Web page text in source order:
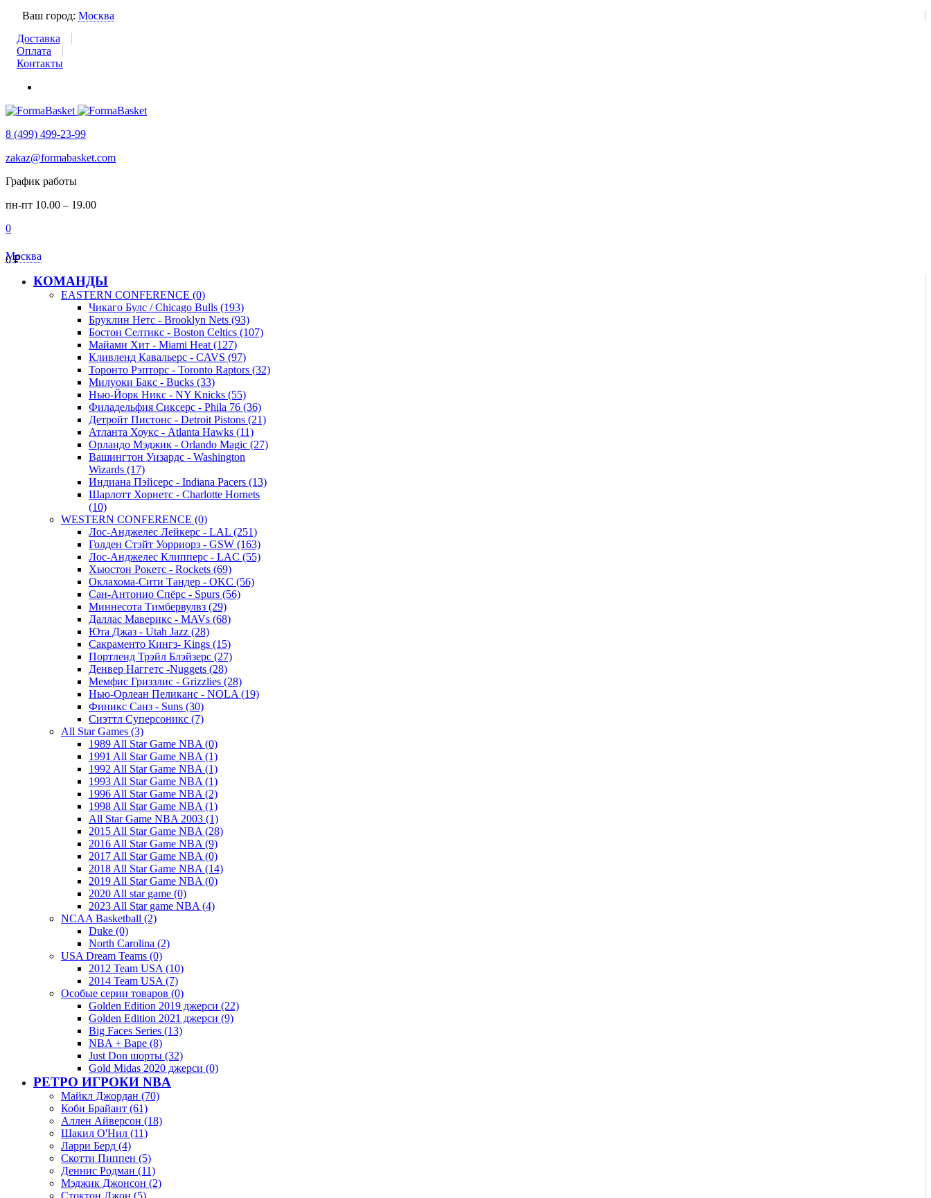
Ваш город: Москва
Доставка
Оплата
Контакты
8 (499) 499-23-99
zakaz@formabasket.com
График работы
пн-пт 10.00 – 19.00
0
0₽
Москва
КОМАНДЫ
EASTERN CONFERENCE (0)
Чикаго Булс / Chicago Bulls (193)
Бруклин Нетс - Brooklyn Nets (93)
Бостон Селтикс - Boston Celtics (107)
Майами Хит - Miami Heat (127)
Кливленд Кавальерс - CAVS (97)
Торонто Рэпторс - Toronto Raptors (32)
Милуоки Бакс - Bucks (33)
Нью-Йорк Никс - NY Knicks (55)
Филадельфия Сиксерс - Phila 76 (36)
Детройт Пистонс - Detroit Pistons (21)
Атланта Хоукс - Atlanta Hawks (11)
Орландо Мэджик - Orlando Magic (27)
Вашингтон Уизардс - Washington
Wizards (17)
Индиана Пэйсерс - Indiana Pacers (13)
Шарлотт Хорнетс - Charlotte Hornets
(10)
WESTERN CONFERENCE (0)
Лос-Анджелес Лейкерс - LAL (251)
Голден Стэйт Уорриорз - GSW (163)
Лос-Анджелес Клипперс - LAC (55)
Хьюстон Рокетс - Rockets (69)
Оклахома-Сити Тандер - OKC (56)
Сан-Антонио Спёрс - Spurs (56)
Миннесота Тимбервулвз (29)
Даллас Маверикс - MAVs (68)
Юта Джаз - Utah Jazz (28)
Сакраменто Кингз- Kings (15)
Портленд Трэйл Блэйзерс (27)
Денвер Наггетс -Nuggets (28)
Мемфис Гриззлис - Grizzlies (28)
Нью-Орлеан Пеликанс - NOLA (19)
Финикс Санз - Suns (30)
Сиэттл Суперсоникс (7)
All Star Games (3)
1989 All Star Game NBA (0)
1991 All Star Game NBA (1)
1992 All Star Game NBA (1)
1993 All Star Game NBA (1)
1996 All Star Game NBA (2)
1998 All Star Game NBA (1)
All Star Game NBA 2003 (1)
2015 All Star Game NBA (28)
2016 All Star Game NBA (9)
2017 All Star Game NBA (0)
2018 All Star Game NBA (14)
2019 All Star Game NBA (0)
2020 All star game (0)
2023 All Star game NBA (4)
NCAA Basketball (2)
Duke (0)
North Carolina (2)
USA Dream Teams (0)
2012 Team USA (10)
2014 Team USA (7)
Особые серии товаров (0)
Golden Edition 2019 джерси (22)
Golden Edition 2021 джерси (9)
Big Faces Series (13)
NBA + Bape (8)
Just Don шорты (32)
Gold Midas 2020 джерси (0)
РЕТРО ИГРОКИ NBA
Майкл Джордан (70)
Коби Брайант (61)
Аллен Айверсон (18)
Шакил О'Нил (11)
Ларри Берд (4)
Скотти Пиппен (5)
Деннис Родман (11)
Мэджик Джонсон (2)
Стоктон Джон (5)